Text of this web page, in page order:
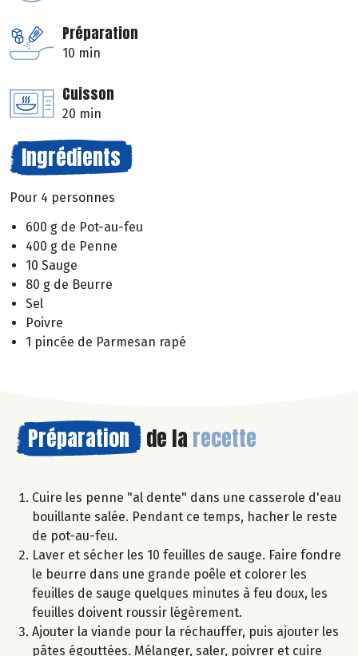
Préparation
10 min
Cuisson
20 min
Ingrédients
Pour 4 personnes
600 g de Pot-au-feu
400 g de Penne
10 Sauge
80 g de Beurre
Sel
Poivre
1 pincée de Parmesan rapé
Préparation de la recette
Cuire les penne "al dente" dans une casserole d'eau
bouillante salée. Pendant ce temps, hacher le reste
de pot-au-feu.
Laver et sécher les 10 feuilles de sauge. Faire fondre
le beurre dans une grande poêle et colorer les
feuilles de sauge quelques minutes à feu doux, les
feuilles doivent roussir légèrement.
Ajouter la viande pour la réchauffer, puis ajouter les
pâtes égouttées. Mélanger, saler, poivrer et cuire